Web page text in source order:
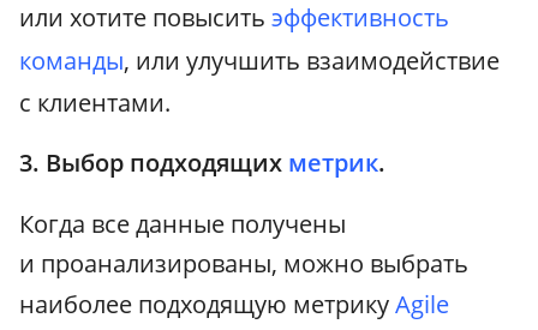
или хотите повысить эффективность
команды, или улучшить взаимодействие
с клиентами.
3. Выбор подходящих метрик.
Когда все данные получены
и проанализированы, можно выбрать
наиболее подходящую метрикуAgile